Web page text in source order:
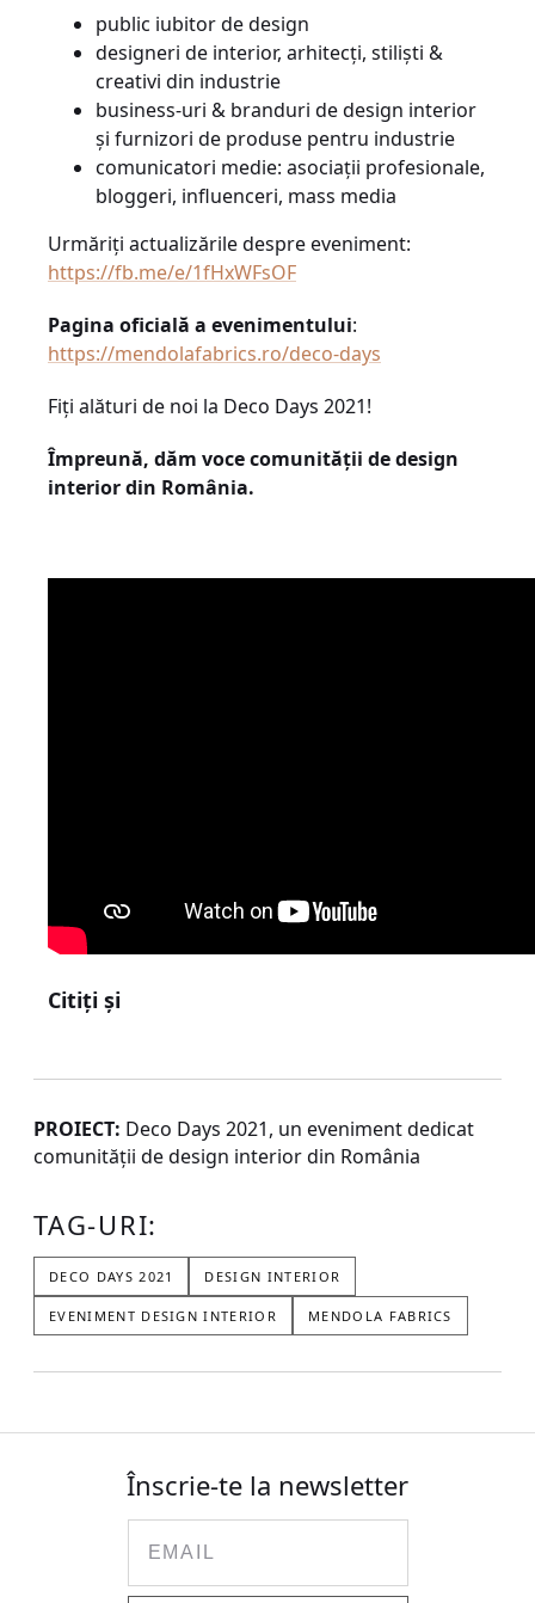
public iubitor de design
designeri de interior, arhitecți, stiliști &
creativi din industrie
business-uri & branduri de design interior
și furnizori de produse pentru industrie
comunicatori medie: asociații profesionale,
bloggeri, influenceri, mass media
Urmăriți actualizările despre eveniment:
https://fb.me/e/1fHxWFsOF
Pagina oficială a evenimentului:
https://mendolafabrics.ro/deco-days
Fiți alături de noi la Deco Days 2021!
Împreună, dăm voce comunității de design
interior din România.
Citiți și
PROIECT: Deco Days 2021, un eveniment dedicat
comunității de design interior din România
TAG-URI:
DECO DAYS 2021 DESIGN INTERIOR
EVENIMENT DESIGN INTERIOR MENDOLA FABRICS
Înscrie-te la newsletter